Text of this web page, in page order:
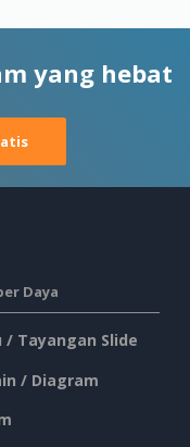
yang hebat
Daya
/ Tayangan Slide
/ Diagram